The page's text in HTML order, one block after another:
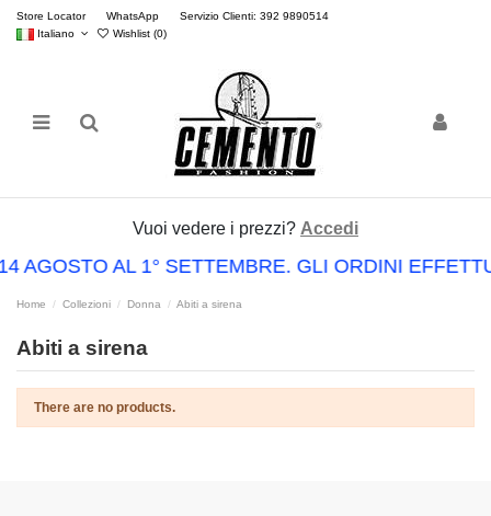
Store Locator WhatsApp
Servizio Clienti: 392 9890514
Italiano
Wishlist (0)
Vuoi vedere i prezzi? Accedi
AGOSTO AL 1° SETTEMBRE. GLI ORDINI
Home Collezioni Donna Abiti a sirena
Abiti a sirena
There are no products.